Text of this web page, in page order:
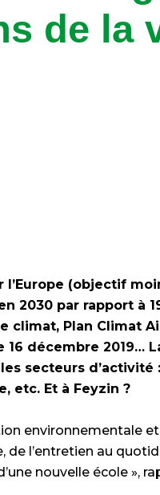
de la
(objectif
2030 par rapport à
climat, Plan Climat
16 décembre 2019…
secteurs
etc. Et à Feyzin ?
environnementale
de l’entretien au
nouvelle école »,